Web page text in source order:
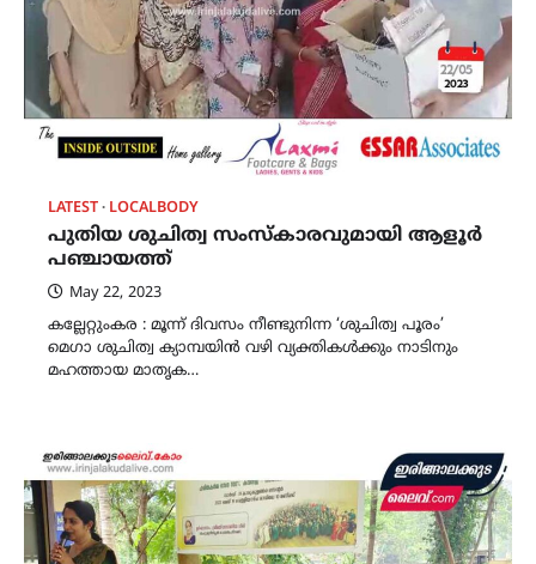
LATEST LOCALBODY
പുതിയ ശുചിത്വ സംസ്കാരവുമായി ആളൂർ
പഞ്ചായത്ത്
May 22, 2023
കല്ലേറ്റുംകര : മൂന്ന് ദിവസം നീണ്ടുനിന്ന ‘ശുചിത്വ പൂരം’
മെഗാ ശുചിത്വ ക്യാമ്പയിൻ വഴി വ്യക്തികൾക്കും നാടിനും
മഹത്തായ മാതൃക…